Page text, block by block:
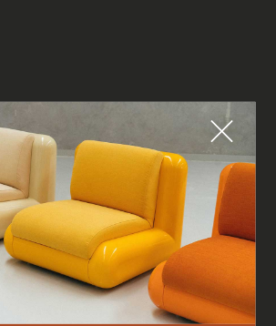
Fermer
QUE CHERCHEZ-VOUS ?